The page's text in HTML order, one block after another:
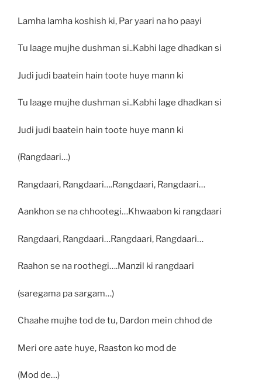
Lamha lamha koshish ki, Par yaari na ho paayi
Tu laage mujhe dushman si..Kabhi lage dhadkan si
Judi judi baatein hain toote huye mann ki
Tu laage mujhe dushman si..Kabhi lage dhadkan si
Judi judi baatein hain toote huye mann ki
(Rangdaari…)
Rangdaari, Rangdaari….Rangdaari, Rangdaari…
Aankhon se na chhootegi…Khwaabon ki rangdaari
Rangdaari, Rangdaari…Rangdaari, Rangdaari…
Raahon se na roothegi….Manzil ki rangdaari
(saregama pa sargam…)
Chaahe mujhe tod de tu, Dardon mein chhod de
Meri ore aate huye, Raaston ko mod de
(Mod de…)